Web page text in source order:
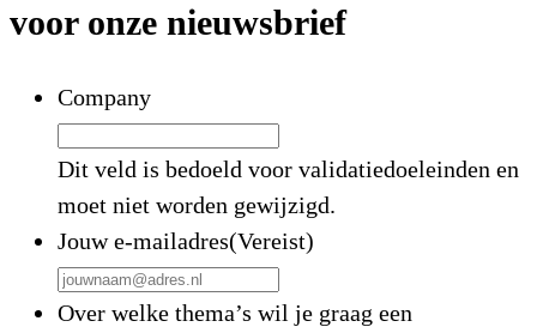
voor onze nieuwsbrief
Company
Dit veld is bedoeld voor validatiedoeleinden en
moet niet worden gewijzigd.
Jouw e-mailadres(Vereist)
Over welke thema’s wil je graag een